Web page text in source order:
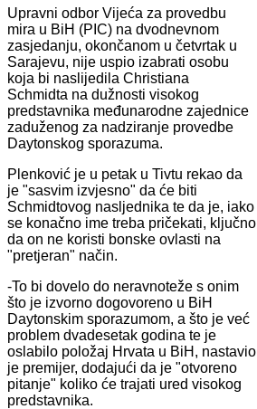
Upravni odbor Vijeća za provedbu
mira u BiH (PIC) na dvodnevnom
zasjedanju, okončanom u četvrtak u
Sarajevu, nije uspio izabrati osobu
koja bi naslijedila Christiana
Schmidta na dužnosti visokog
predstavnika međunarodne zajednice
zaduženog za nadziranje provedbe
Daytonskog sporazuma.
Plenković je u petak u Tivtu rekao da
je "sasvim izvjesno" da će biti
Schmidtovog nasljednika te da je, iako
se konačno ime treba pričekati, ključno
da on ne koristi bonske ovlasti na
"pretjeran" način.
-To bi dovelo do neravnoteže s onim
što je izvorno dogovoreno u BiH
Daytonskim sporazumom, a što je već
problem dvadesetak godina te je
oslabilo položaj Hrvata u BiH, nastavio
je premijer, dodajući da je "otvoreno
pitanje" koliko će trajati ured visokog
predstavnika.